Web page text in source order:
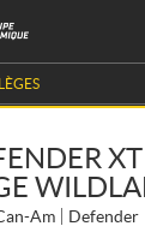
Am Defender